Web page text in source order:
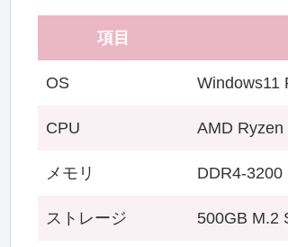
項目
OS Windows11
CPU AMD
メモリ DDR4-3200
ストレージ 500GB M.2